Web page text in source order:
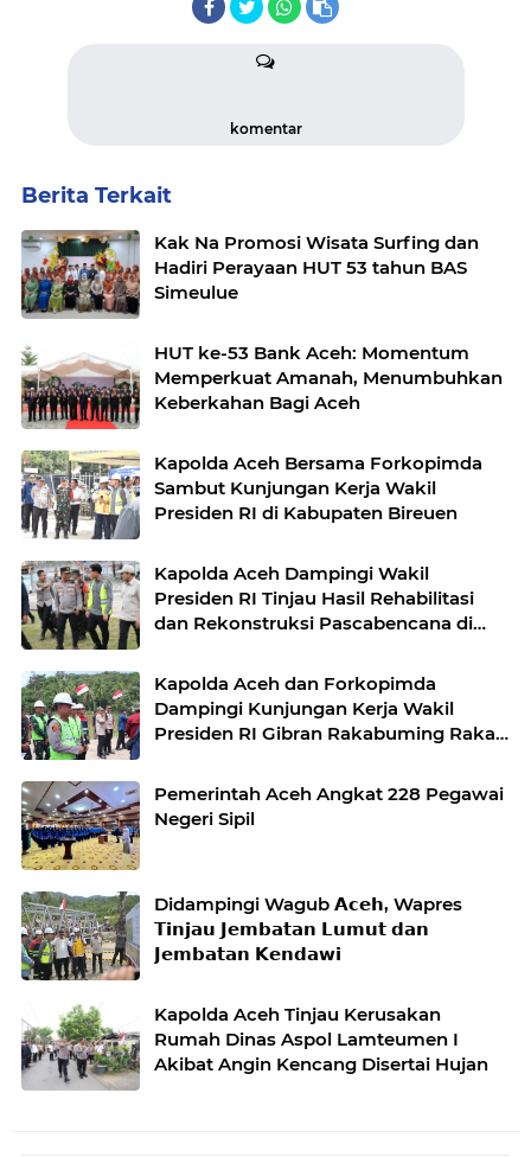
komentar
Berita Terkait
Kak Na Promosi Wisata Surfing dan
Hadiri Perayaan HUT 53 tahun BAS
Simeulue
HUT ke-53 Bank Aceh: Momentum
Memperkuat Amanah, Menumbuhkan
Keberkahan Bagi Aceh
Kapolda Aceh Bersama Forkopimda
Sambut Kunjungan Kerja Wakil
Presiden RI di Kabupaten Bireuen
Kapolda Aceh Dampingi Wakil
Presiden RI Tinjau Hasil Rehabilitasi
dan Rekonstruksi Pascabencana di
Kapolda Aceh dan Forkopimda
Dampingi Kunjungan Kerja Wakil
Presiden RI Gibran Rakabuming Raka
Pemerintah Aceh Angkat 228 Pegawai
Negeri Sipil
Didampingi Wagub 𝗔𝗰𝗲𝗵, Wapres
𝗧𝗶𝗻𝗷𝗮𝘂 𝗝𝗲𝗺𝗯𝗮𝘁𝗮𝗻 𝗟𝘂𝗺𝘂𝘁 𝗱𝗮𝗻
𝗝𝗲𝗺𝗯𝗮𝘁𝗮𝗻 𝗞𝗲𝗻𝗱𝗮𝘄𝗶
Kapolda Aceh Tinjau Kerusakan
Rumah Dinas Aspol Lamteumen I
Akibat Angin Kencang Disertai Hujan